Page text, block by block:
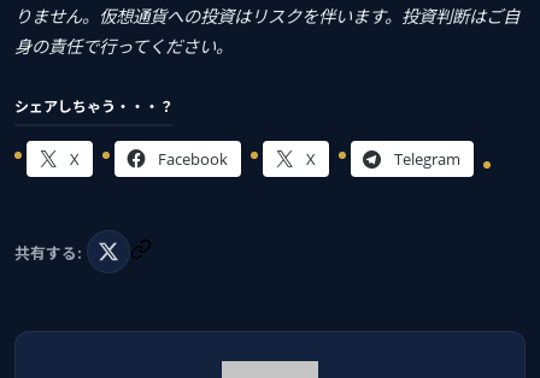
りません。仮想通貨への投資はリスクを伴います。投資判断はご自
身の責任で行ってください。
シェアしちゃう・・・？
X Facebook X Telegram
共有する: